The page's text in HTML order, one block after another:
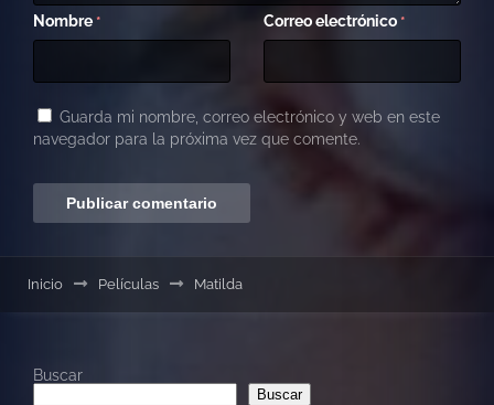
Nombre * Correo electrónico *
Guarda mi nombre, correo electrónico y web en este
navegador para la próxima vez que comente.
Inicio Películas Matilda
Buscar
Buscar